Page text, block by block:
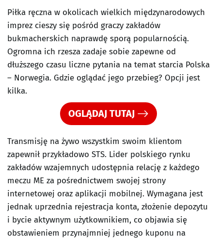
Piłka ręczna w okolicach wielkich międzynarodowych
imprez cieszy się pośród graczy zakładów
bukmacherskich naprawdę sporą popularnością.
Ogromna ich rzesza zadaje sobie zapewne od
dłuższego czasu liczne pytania na temat starcia Polska
– Norwegia. Gdzie oglądać jego przebieg? Opcji jest
kilka.
OGLĄDAJ TUTAJ
Transmisję na żywo wszystkim swoim klientom
zapewnił przykładowo STS. Lider polskiego rynku
zakładów wzajemnych udostępnia relację z każdego
meczu ME za pośrednictwem swojej strony
internetowej oraz aplikacji mobilnej. Wymagana jest
jednak uprzednia rejestracja konta, złożenie depozytu
i bycie aktywnym użytkownikiem, co objawia się
obstawieniem przynajmniej jednego kuponu na